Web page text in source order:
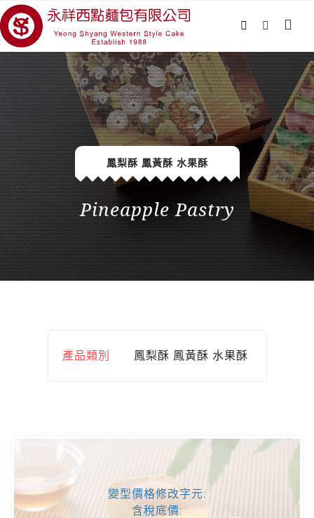
鳳梨酥 鳳黃酥 水果酥
Pineapple Pastry
產品類別 鳳梨酥 鳳黃酥 水果酥
變型價格修改字元:
含稅底價: